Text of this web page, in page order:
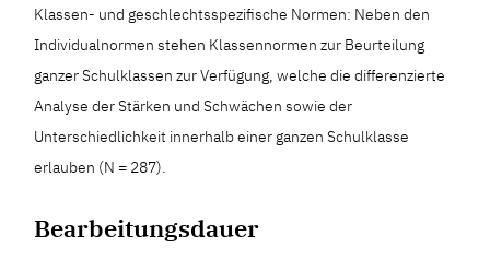
Klassen- und geschlechtsspezifische Normen: Neben den
Individualnormen stehen Klassennormen zur Beurteilung
ganzer Schulklassen zur Verfügung, welche die differenzierte
Analyse der Stärken und Schwächen sowie der
Unterschiedlichkeit innerhalb einer ganzen Schulklasse
erlauben (N = 287).
Bearbeitungsdauer